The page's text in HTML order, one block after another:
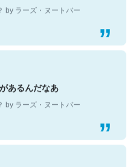
by ラーズ・ヌートバー
あるんだなあ
by ラーズ・ヌートバー